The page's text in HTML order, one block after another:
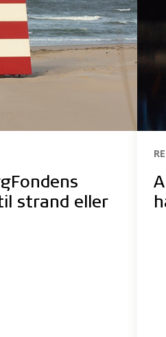
strand eller